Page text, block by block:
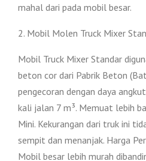
mahal dari pada mobil besar.
2. Mobil Molen Truck Mixer
Mobil Truck Mixer Standar
beton cor dari Pabrik Beton
pengecoran dengan daya
kali jalan 7 m³. Memuat lebih
Mini. Kekurangan dari truk ini
sempit dan menanjak. Harga
Mobil besar lebih murah